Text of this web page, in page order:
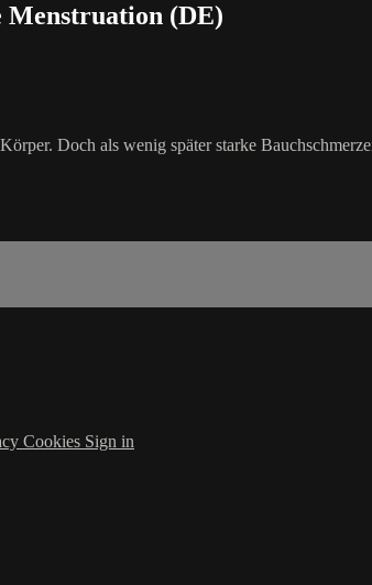
Menstruation (DE)
Doch als wenig später starke
Cookies Sign in